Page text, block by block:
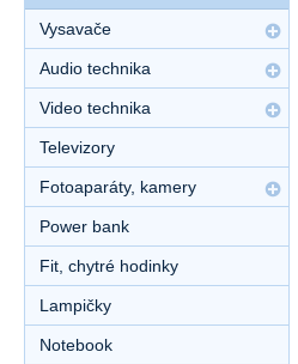
Vysavače
Audio technika
Video technika
Televizory
Fotoaparáty, kamery
Power bank
Fit, chytré hodinky
Lampičky
Notebook